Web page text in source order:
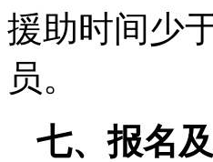
援助时间少
员。
七、报名